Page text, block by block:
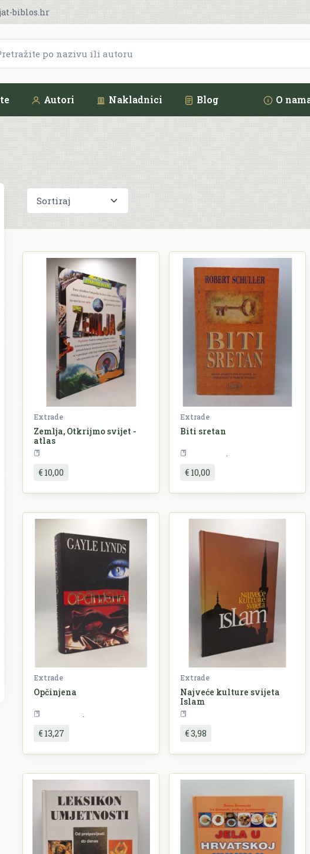
biblos.hr
Autori Nakladnici Blog O
Extrade
Zemlja, Otkrijmo svijet -
atlas
€ 10,00
Extrade
Biti sretan
€ 10,00
Extrade
Opčinjena
€ 13,27
Extrade
Najveće kulture svijeta
Islam
€ 3,98